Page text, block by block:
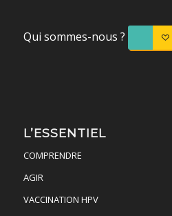
Qui sommes-nous ?
L’ESSENTIEL
COMPRENDRE
AGIR
VACCINATION HPV